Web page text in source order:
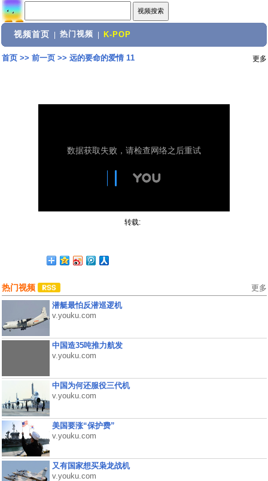
视频首页 热门视频 K-POP
首页>> 前一页>> 远的要命的爱情 11 更多
转载:
热门视频 更多
潜艇最怕反潜巡逻机
v.youku.com
中国造35吨推力航发
v.youku.com
中国为何还服役三代机
v.youku.com
美国要涨“保护费”
v.youku.com
又有国家想买枭龙战机
v.youku.com